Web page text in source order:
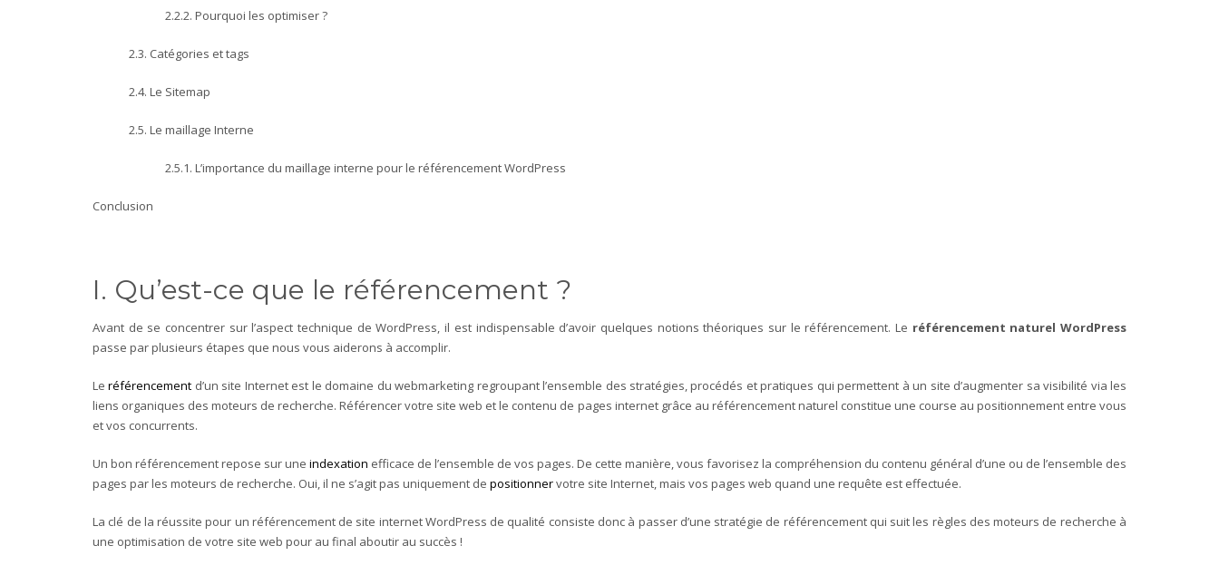
2.2.2. Pourquoi les optimiser ?
2.3. Catégories et tags
2.4. Le Sitemap
2.5. Le maillage Interne
2.5.1. L’importance du maillage interne pour le référencement WordPress
Conclusion
I. Qu’est-ce que le référencement ?
Avant de se concentrer sur l’aspect technique de WordPress, il est indispensable d’avoir quelques notions théoriques sur le référencement. Le référencement naturel WordPress
passe par plusieurs étapes que nous vous aiderons à accomplir.
Leréférencement d’un site Internet est le domaine du webmarketing regroupant l’ensemble des stratégies, procédés et pratiques qui permettent à un site d’augmenter sa visibilité via les
liens organiques des moteurs de recherche. Référencer votre site web et le contenu de pages internet grâce au référencement naturel constitue une course au positionnement entre vous
et vos concurrents.
Un bon référencement repose sur une indexation efficace de l’ensemble de vos pages. De cette manière, vous favorisez la compréhension du contenu général d’une ou de l’ensemble des
pages par les moteurs de recherche. Oui, il ne s’agit pas uniquement de positionnervotre site Internet, mais vos pages web quand une requête est effectuée.
La clé de la réussite pour un référencement de site internet WordPress de qualité consiste donc à passer d’une stratégie de référencement qui suit les règles des moteurs de recherche à
une optimisation de votre site web pour au final aboutir au succès !